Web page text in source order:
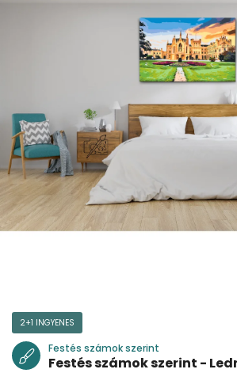
2+1 INGYENES
Festés számok szerint
Festés számok szerint -